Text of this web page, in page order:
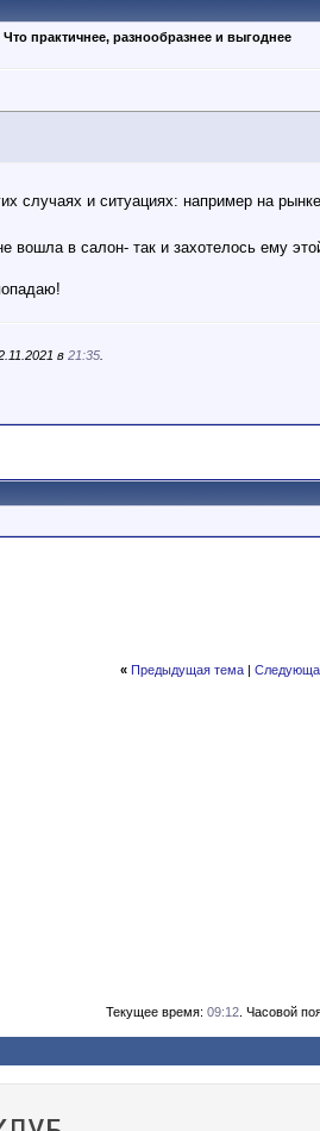
практичнее, разнообразнее и выгоднее
случаях и ситуациях: например на
вошла в салон- так и захотелось ему
в 21:35
« Предыдущая тема|
Текущее время: 09:12 . Часовой